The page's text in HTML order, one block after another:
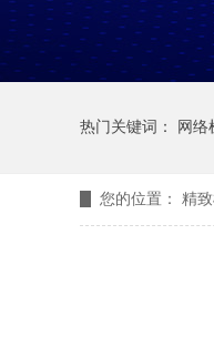
热门关键词： 网络
您的位置： 精